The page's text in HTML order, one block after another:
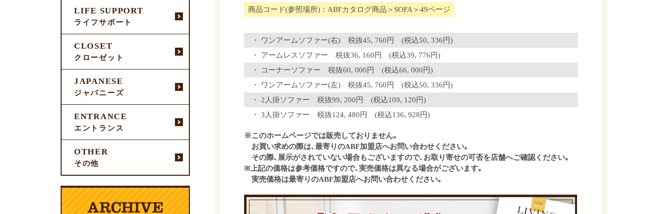
LIFE SUPPORT
ライフサポート
CLOSET
クローゼット
JAPANESE
ジャパニーズ
ENTRANCE
エントランス
OTHER
その他
商品コード(参照場所)：ABFカタログ商品＞SOFA＞49ページ
ワンアームソファー(右) 税抜45, 760円 (税込50, 336円)
アームレスソファー 税抜36, 160円 (税込39, 776円)
コーナーソファー 税抜60, 000円 (税込66, 000円)
ワンアームソファー(左) 税抜45, 760円 (税込50, 336円)
2人掛ソファー 税抜99, 200円 (税込109, 120円)
3人掛ソファー 税抜124, 480円 (税込136, 928円)
※このホームページでは販売しておりません｡
お買い求めの際は､最寄りのABF加盟店へお問い合わせください｡
その際､展示がされていない場合もございますので､お取り寄せの可否を店舗へご確認ください｡
※上記の価格は参考価格ですので､実売価格は異なる場合がございます｡
実売価格は最寄りのABF加盟店へお問い合わせください｡